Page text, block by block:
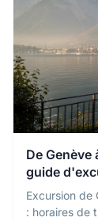
De
guide
Excursion de
: horaires de